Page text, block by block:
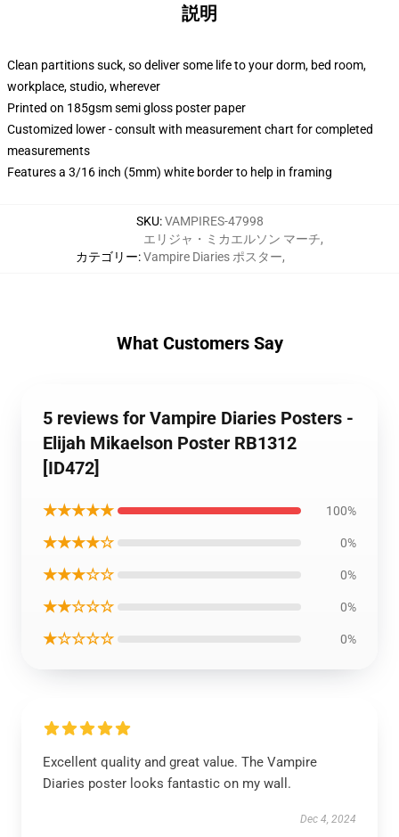
説明
Clean partitions suck, so deliver some life to your dorm, bed room,
workplace, studio, wherever
Printed on 185gsm semi gloss poster paper
Customized lower - consult with measurement chart for completed
measurements
Features a 3/16 inch (5mm) white border to help in framing
SKU:VAMPIRES-47998
カテゴリー:
エリジャ・ミカエルソン マーチ,
Vampire Diaries ポスター,
What Customers Say
5 reviews for Vampire Diaries Posters -
Elijah Mikaelson Poster RB1312
[ID472]
★★★★★ 100%
★★★★☆ 0%
★★★☆☆ 0%
★★☆☆☆ 0%
★☆☆☆☆ 0%
Excellent quality and great value. The Vampire
Diaries poster looks fantastic on my wall.
Dec 4, 2024